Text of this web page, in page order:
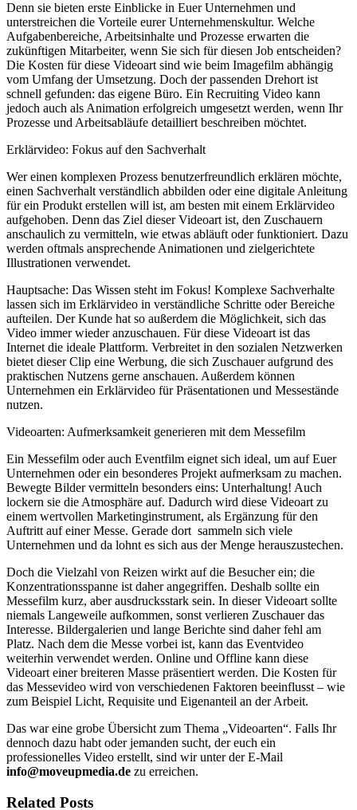
Denn sie bieten erste Einblicke in Euer Unternehmen und
unterstreichen die Vorteile eurer Unternehmenskultur. Welche
Aufgabenbereiche, Arbeitsinhalte und Prozesse erwarten die
zukünftigen Mitarbeiter, wenn Sie sich für diesen Job entscheiden?
Die Kosten für diese Videoart sind wie beim Imagefilm abhängig
vom Umfang der Umsetzung. Doch der passenden Drehort ist
schnell gefunden: das eigene Büro. Ein Recruiting Video kann
jedoch auch als Animation erfolgreich umgesetzt werden, wenn Ihr
Prozesse und Arbeitsabläufe detailliert beschreiben möchtet.
Erklärvideo: Fokus auf den Sachverhalt
Wer einen komplexen Prozess benutzerfreundlich erklären möchte,
einen Sachverhalt verständlich abbilden oder eine digitale Anleitung
für ein Produkt erstellen will ist, am besten mit einem Erklärvideo
aufgehoben. Denn das Ziel dieser Videoart ist, den Zuschauern
anschaulich zu vermitteln, wie etwas abläuft oder funktioniert. Dazu
werden oftmals ansprechende Animationen und zielgerichtete
Illustrationen verwendet.
Hauptsache: Das Wissen steht im Fokus! Komplexe Sachverhalte
lassen sich im Erklärvideo in verständliche Schritte oder Bereiche
aufteilen. Der Kunde hat so außerdem die Möglichkeit, sich das
Video immer wieder anzuschauen. Für diese Videoart ist das
Internet die ideale Plattform. Verbreitet in den sozialen Netzwerken
bietet dieser Clip eine Werbung, die sich Zuschauer aufgrund des
praktischen Nutzens gerne anschauen. Außerdem können
Unternehmen ein Erklärvideo für Präsentationen und Messestände
nutzen.
Videoarten: Aufmerksamkeit generieren mit dem Messefilm
Ein Messefilm oder auch Eventfilm eignet sich ideal, um auf Euer
Unternehmen oder ein besonderes Projekt aufmerksam zu machen.
Bewegte Bilder vermitteln besonders eins: Unterhaltung! Auch
lockern sie die Atmosphäre auf. Dadurch wird diese Videoart zu
einem wertvollen Marketinginstrument, als Ergänzung für den
Auftritt auf einer Messe. Gerade dort sammeln sich viele
Unternehmen und da lohnt es sich aus der Menge herauszustechen.
Doch die Vielzahl von Reizen wirkt auf die Besucher ein; die
Konzentrationsspanne ist daher angegriffen. Deshalb sollte ein
Messefilm kurz, aber ausdrucksstark sein. In dieser Videoart sollte
niemals Langeweile aufkommen, sonst verlieren Zuschauer das
Interesse. Bildergalerien und lange Berichte sind daher fehl am
Platz. Nach dem die Messe vorbei ist, kann das Eventvideo
weiterhin verwendet werden. Online und Offline kann diese
Videoart einer breiteren Masse präsentiert werden. Die Kosten für
das Messevideo wird von verschiedenen Faktoren beeinflusst – wie
zum Beispiel Licht, Requisite und Eigenanteil an der Arbeit.
Das war eine grobe Übersicht zum Thema „Videoarten“. Falls Ihr
dennoch dazu habt oder jemanden sucht, der euch ein
professionelles Video erstellt, sind wir unter der E-Mail
info@moveupmedia.de zu erreichen.
Related Posts